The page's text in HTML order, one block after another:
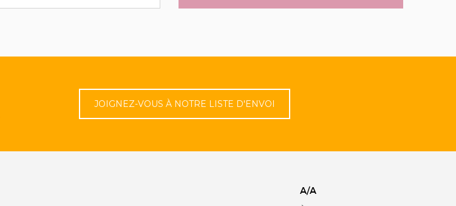
JOIGNEZ-VOUS À NOTRE LISTE D'ENVOI
A/A